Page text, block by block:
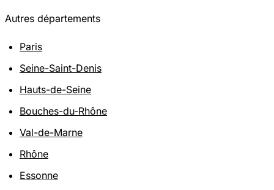
Autres départements
Paris
Seine-Saint-Denis
Hauts-de-Seine
Bouches-du-Rhône
Val-de-Marne
Rhône
Essonne